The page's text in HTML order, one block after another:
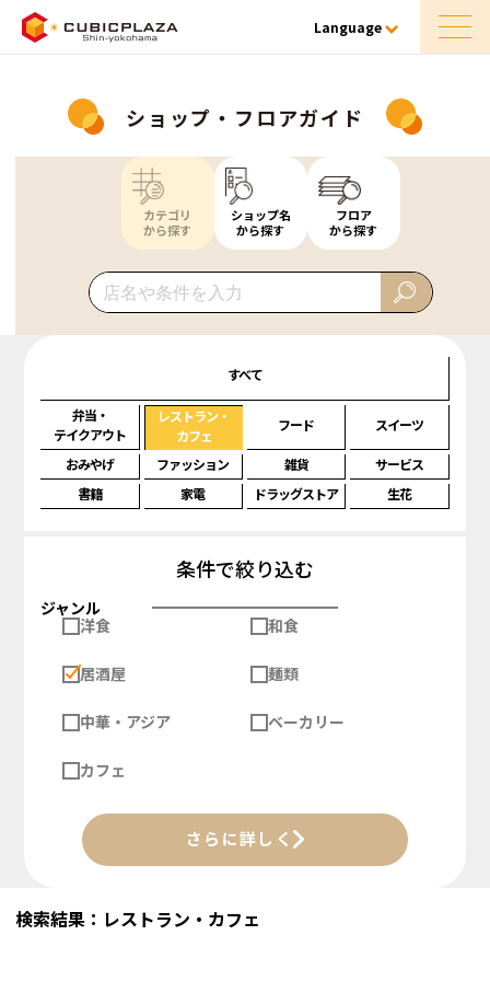
Language
ショップ・フロアガイド
カテゴリ
から探す
ショップ名
から探す
フロア
から探す
すべて
弁当・
テイクアウト
レストラン・
カフェ
フード スイーツ
おみやげ ファッション 雑貨
サービス
書籍
家電 ドラッグストア 生花
条件で絞り込む
ジャンル
洋食
和食
居酒屋 麺類
中華・アジア ベーカリー
カフェ
さらに詳しく
検索結果：レストラン・カフェ